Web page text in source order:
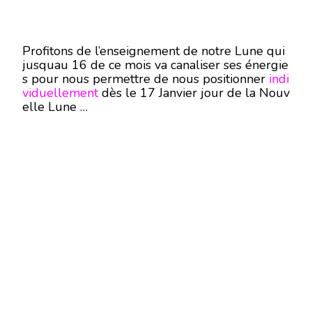
Profitons de l’enseignement de notre Lune qui
jusquau 16 de ce mois va canaliser ses énergie
s pour nous permettre de nous positionner indi
viduellementdès le 17 Janvier jour de la Nouv
elle Lune …